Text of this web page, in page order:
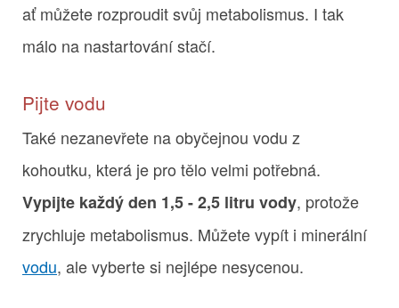
ať můžete rozproudit svůj metabolismus. I tak
málo na nastartování stačí.
Pijte vodu
Také nezanevřete na obyčejnou vodu z
kohoutku, která je pro tělo velmi potřebná.
Vypijte každý den 1,5 - 2,5 litru vody, protože
zrychluje metabolismus. Můžete vypít i minerální
vodu, ale vyberte si nejlépe nesycenou.